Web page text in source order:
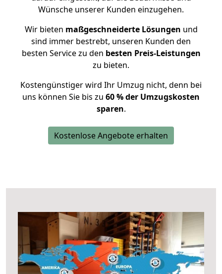
Wünsche unserer Kunden einzugehen.
Wir bieten maßgeschneiderte Lösungen und
sind immer bestrebt, unseren Kunden den
besten Service zu den besten Preis-Leistungen
zu bieten.
Kostengünstiger wird Ihr Umzug nicht, denn bei
uns können Sie bis zu 60 % der Umzugskosten
sparen.
Kostenlose Angebote erhalten